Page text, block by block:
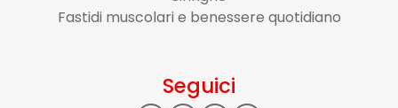
Fastidi muscolari e benessere quotidiano
Seguici